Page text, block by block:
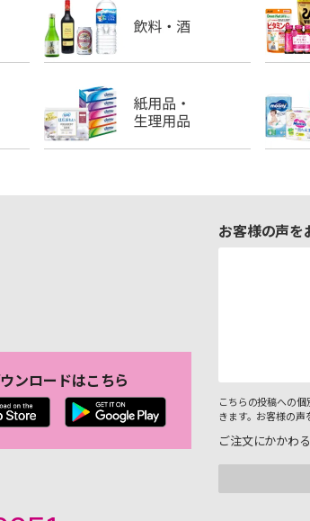
ンロードはこちら
お客様の声を
こちらの投稿への
きます。お客様の声
ご注文にかかわ